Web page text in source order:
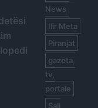
News
Ilir Meta
Piranjat
gazeta,
tv,
portale
Sali